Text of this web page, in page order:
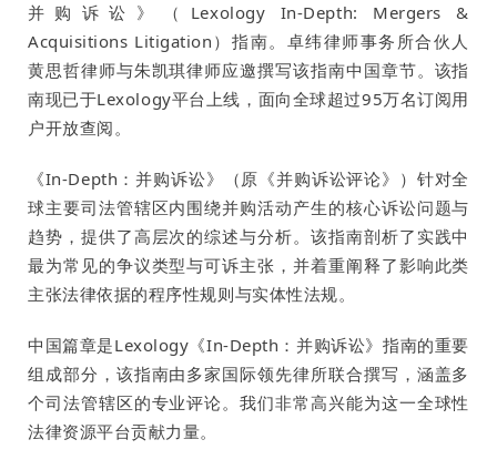
并购诉讼》（Lexology In-Depth: Mergers &
Acquisitions Litigation）指南。卓纬律师事务所合伙人
黄思哲律师与朱凯琪律师应邀撰写该指南中国章节。该指
南现已于Lexology平台上线，面向全球超过95万名订阅用
户开放查阅。
《In-Depth：并购诉讼》（原《并购诉讼评论》）针对全
球主要司法管辖区内围绕并购活动产生的核心诉讼问题与
趋势，提供了高层次的综述与分析。该指南剖析了实践中
最为常见的争议类型与可诉主张，并着重阐释了影响此类
主张法律依据的程序性规则与实体性法规。
中国篇章是Lexology《In-Depth：并购诉讼》指南的重要
组成部分，该指南由多家国际领先律所联合撰写，涵盖多
个司法管辖区的专业评论。我们非常高兴能为这一全球性
法律资源平台贡献力量。